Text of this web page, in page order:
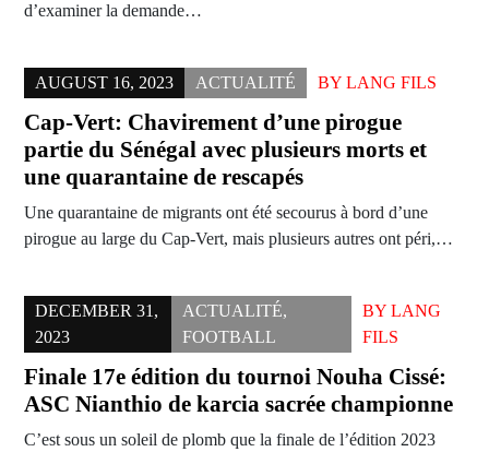
d’examiner la demande…
AUGUST 16, 2023 ACTUALITÉ BY LANG FILS
Cap-Vert: Chavirement d’une pirogue
partie du Sénégal avec plusieurs morts et
une quarantaine de rescapés
Une quarantaine de migrants ont été secourus à bord d’une
pirogue au large du Cap-Vert, mais plusieurs autres ont péri,…
DECEMBER 31,
2023
ACTUALITÉ,
FOOTBALL
BY LANG
FILS
Finale 17e édition du tournoi Nouha Cissé:
ASC Nianthio de karcia sacrée championne
C’est sous un soleil de plomb que la finale de l’édition 2023